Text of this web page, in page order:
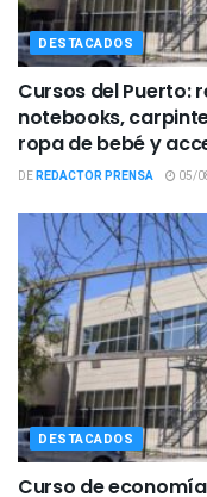
DESTACADOS
Cursos del Puerto:
notebooks,
ropa de bebé y
DEREDACTOR PRENSA 05/
DESTACADOS
Curso de